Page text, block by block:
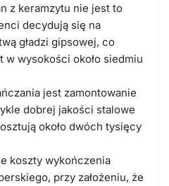
z keramzytu nie jest to
decydują się na
gładzi gipsowej, co
w wysokości około siedmiu
jest zamontowanie
dobrej jakości stalowe
około dwóch tysięcy
koszty wykończenia
przy założeniu, że